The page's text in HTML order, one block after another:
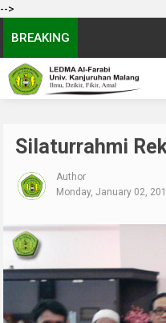
-->
BREAKING
Silaturrahmi
Author
Monday, January 02,